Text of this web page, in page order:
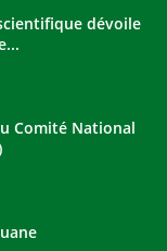
dévoile
Comité National